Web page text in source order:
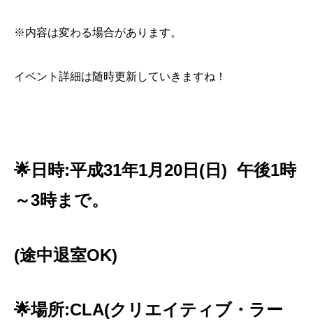
※内容は変わる場合があります。
イベント詳細は随時更新していきますね！
🌟日時:平成31年1月20日(日) 午後1時
～3時まで。
(途中退室OK)
🌟場所:CLA(クリエイティブ・ラー